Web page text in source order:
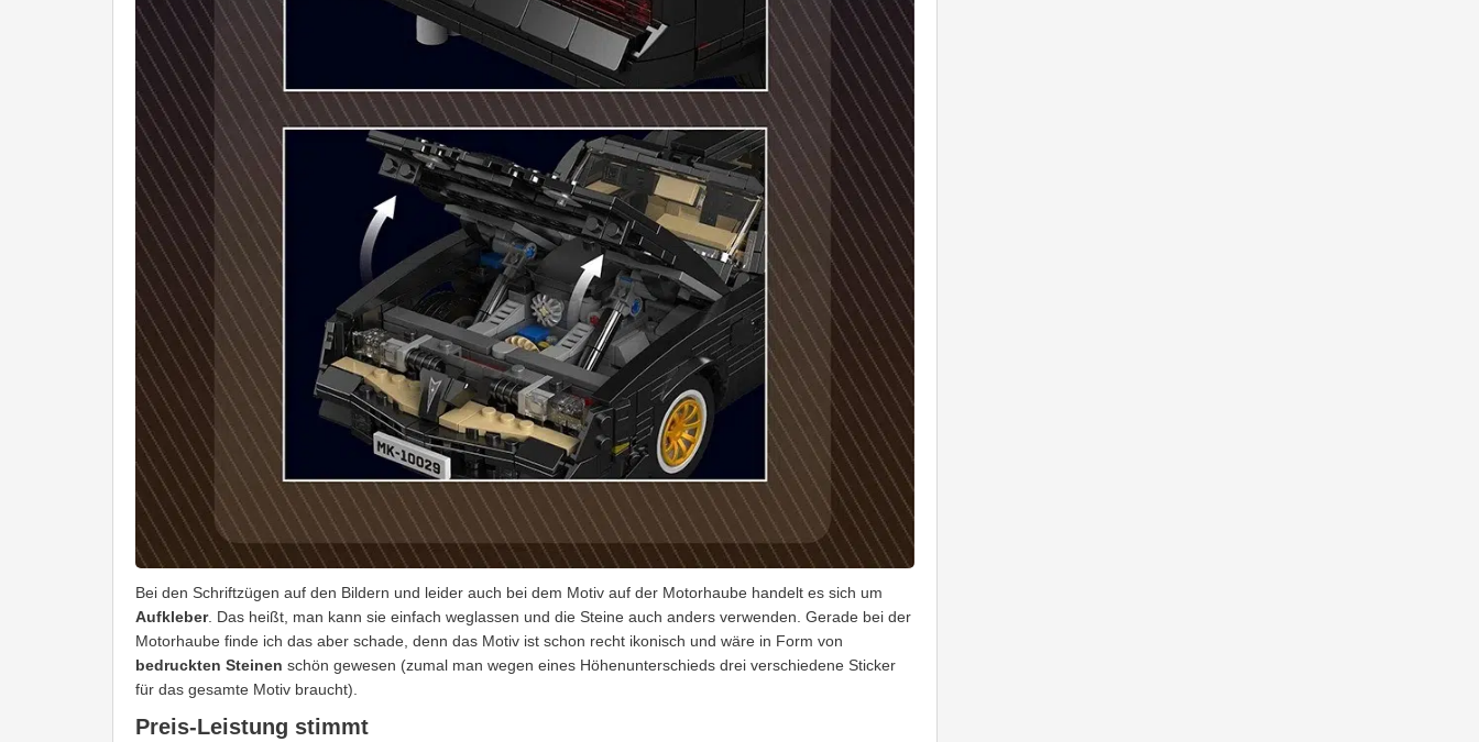
Bei den Schriftzügen auf den Bildern und leider auch bei dem Motiv auf der Motorhaube handelt es sich um
Aufkleber. Das heißt, man kann sie einfach weglassen und die Steine auch anders verwenden. Gerade bei der
Motorhaube finde ich das aber schade, denn das Motiv ist schon recht ikonisch und wäre in Form von
bedruckten Steinen schön gewesen (zumal man wegen eines Höhenunterschieds drei verschiedene Sticker
für das gesamte Motiv braucht).
Preis-Leistung stimmt